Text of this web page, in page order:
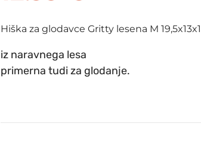
Hiška za glodavce Gritty lesena M
iz naravnega lesa
primerna tudi za glodanje.